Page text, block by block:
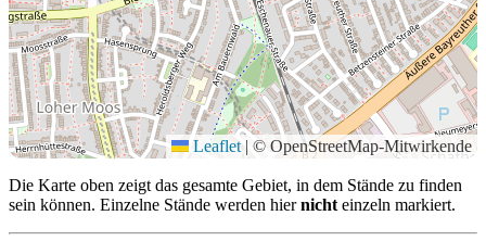
Leaflet | © OpenStreetMap-Mitwirkende
Die Karte oben zeigt das gesamte Gebiet, in dem Stände zu finden
sein können. Einzelne Stände werden hiernicht einzeln markiert.